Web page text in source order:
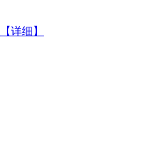
【详细】